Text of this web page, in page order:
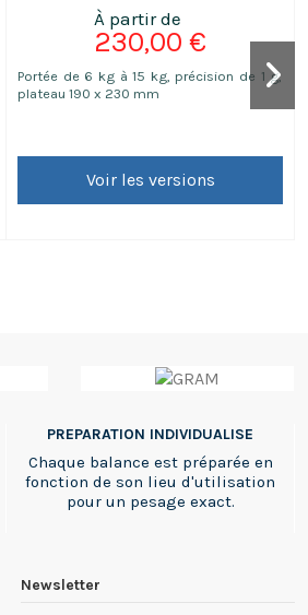
230,00 €
Portée de 6 kg à 15 kg, précision de 1 g,
plateau 190 x 230 mm
Voir les versions
PREPARATION INDIVIDUALISE
Chaque balance est préparée en
fonction de son lieu d'utilisation
pour un pesage exact.
Newsletter